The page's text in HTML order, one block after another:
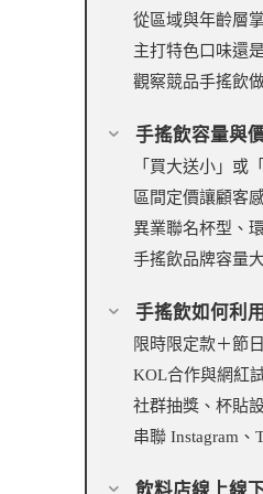
從區域與年齡層
主打特色口味還
觀察競品手搖飲
手搖飲容量與
「買大送小」或
區間定價讓顧客
異業聯名杯型、
手搖飲品牌容量
手搖飲如何利
限時限定款＋節
KOL合作與網紅
社群抽獎、杯貼
串聯 Instagram